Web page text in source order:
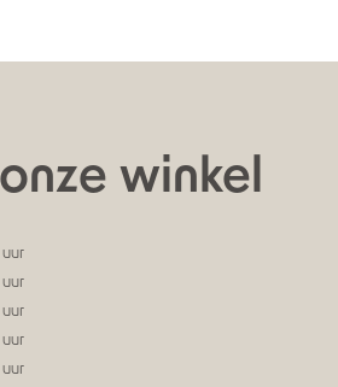
winkel